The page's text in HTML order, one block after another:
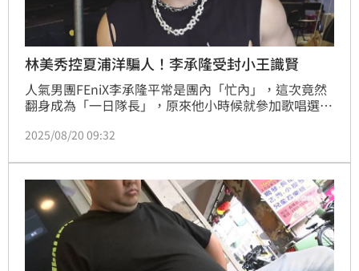
林美秀控夏浦洋騙人！李承隆受封小王識賢
人氣男團FEniX李承隆平常是團內「忙內」，這次竟然
翻身成為「一日隊長」，原來他小時候就參加歌唱選秀
歌唱及台語實力不俗；日前更因翻唱台語金曲「愛到無
2025/08/20 09:32